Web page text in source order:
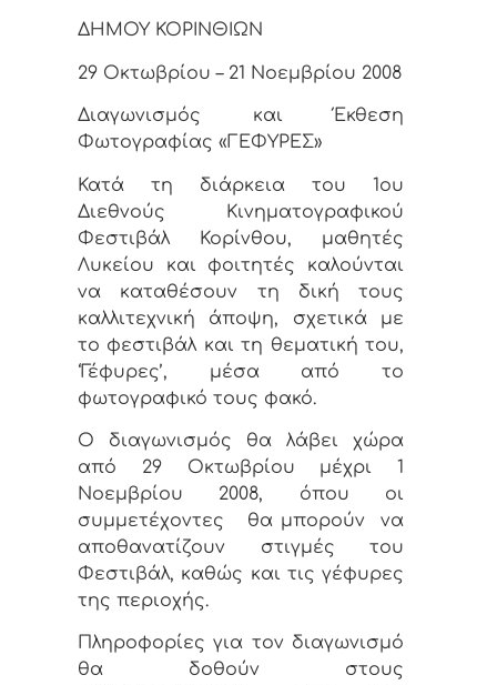
ΔΗΜΟΥ ΚΟΡΙΝΘΙΩΝ
29 Οκτωβρίου – 21 Νοεμβρίου 2008
Διαγωνισμός και Έκθεση
Φωτογραφίας «ΓΕΦΥΡΕΣ»
Κατά τη διάρκεια του 1ου
Διεθνούς Κινηματογραφικού
Φεστιβάλ Κορίνθου, μαθητές
Λυκείου και φοιτητές καλούνται
να καταθέσουν τη δική τους
καλλιτεχνική άποψη, σχετικά με
το φεστιβάλ και τη θεματική του,
‘Γέφυρες’, μέσα από το
φωτογραφικό τους φακό.
Ο διαγωνισμός θα λάβει χώρα
από 29 Οκτωβρίου μέχρι 1
Νοεμβρίου 2008, όπου οι
συμμετέχοντες
θα μπορούν
να
αποθανατίζουν στιγμές του
Φεστιβάλ, καθώς και τις γέφυρες
της περιοχής.
Πληροφορίες για τον διαγωνισμό
θα δοθούν στους